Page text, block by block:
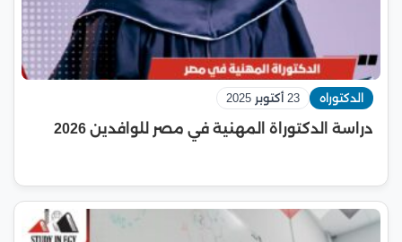
الدكتوراه 23 أكتوبر 2025
دراسة الدكتوراة المهنية في مصر للوافدين 2026